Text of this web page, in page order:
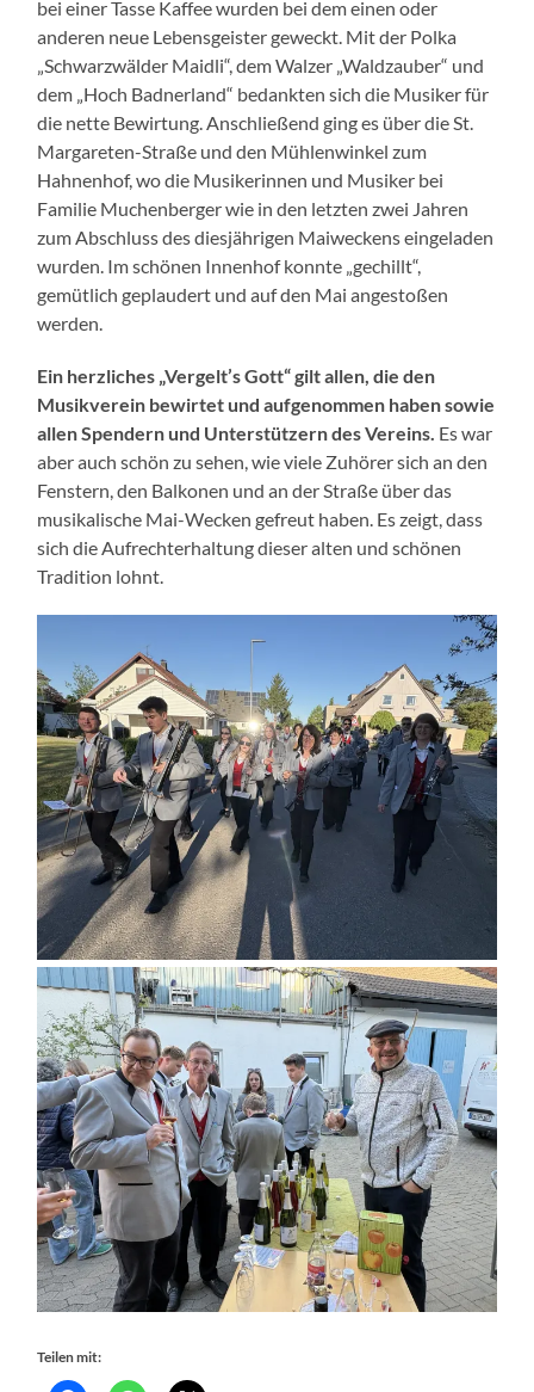
bei einer Tasse Kaffee wurden bei dem einen oder
anderen neue Lebensgeister geweckt. Mit der Polka
„Schwarzwälder Maidli“, dem Walzer „Waldzauber“ und
dem „Hoch Badnerland“ bedankten sich die Musiker für
die nette Bewirtung. Anschließend ging es über die St.
Margareten-Straße und den Mühlenwinkel zum
Hahnenhof, wo die Musikerinnen und Musiker bei
Familie Muchenberger wie in den letzten zwei Jahren
zum Abschluss des diesjährigen Maiweckens eingeladen
wurden. Im schönen Innenhof konnte „gechillt“,
gemütlich geplaudert und auf den Mai angestoßen
werden.
Ein herzliches „Vergelt’s Gott“ gilt allen, die den
Musikverein bewirtet und aufgenommen haben sowie
allen Spendern und Unterstützern des Vereins. Es war
aber auch schön zu sehen, wie viele Zuhörer sich an den
Fenstern, den Balkonen und an der Straße über das
musikalische Mai-Wecken gefreut haben. Es zeigt, dass
sich die Aufrechterhaltung dieser alten und schönen
Tradition lohnt.
Teilen mit: